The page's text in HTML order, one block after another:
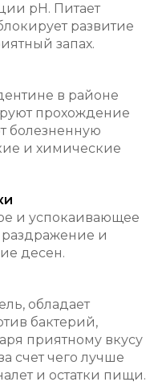
pH. Питает
развитие
запах.
в районе
прохождение
болезненную
и химические
и успокаивающее
раздражение и
десен.
обладает
бактерий,
приятному вкусу
счет чего лучше
и остатки пищи.